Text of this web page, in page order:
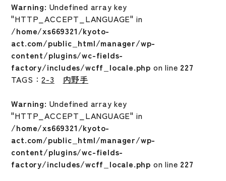
Warning: Undefined array key
"HTTP_ACCEPT_LANGUAGE" in
/home/xs669321/kyoto-
act.com/public_html/manager/wp-
content/plugins/wc-fields-
factory/includes/wcff_locale.php on line 227
TAGS：2-3
内野手
Warning: Undefined array key
"HTTP_ACCEPT_LANGUAGE" in
/home/xs669321/kyoto-
act.com/public_html/manager/wp-
content/plugins/wc-fields-
factory/includes/wcff_locale.php on line 227